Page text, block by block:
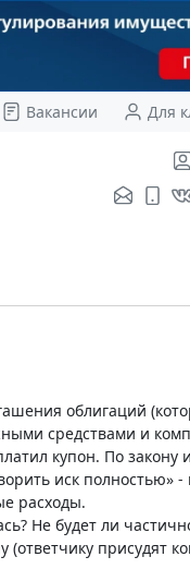
Вакансии Для
облигаций
средствами и
купон. По закону
иск полностью» -
расходы.
Не будет ли
присудят